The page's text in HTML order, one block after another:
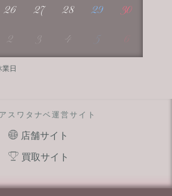
26 27 28 29 30
2 3 4 5 6
日
スワタナベ運営サイト
店舗サイト
買取サイト